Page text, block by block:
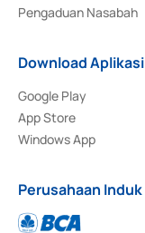
Pengaduan Nasabah
Download Aplikasi
Google Play
App Store
Windows App
Perusahaan Induk